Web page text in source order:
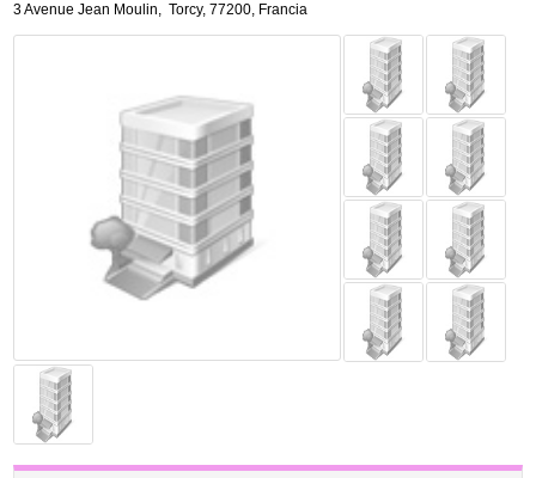
3 Avenue Jean Moulin, Torcy,77200, Francia